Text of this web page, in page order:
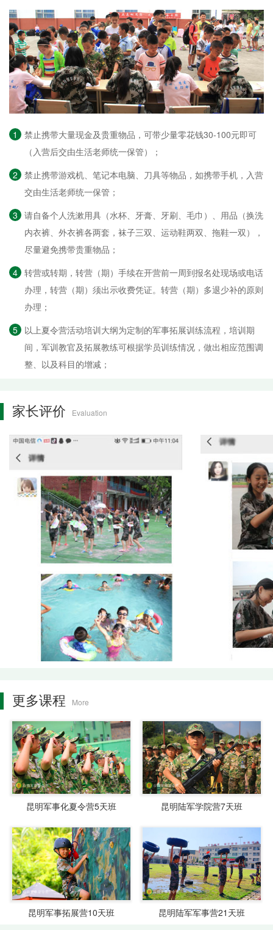
1
禁止携带大量现金及贵重物品，可带少量零花钱30-100元即可
（入营后交由生活老师统一保管）；
2 禁止携带游戏机、笔记本电脑、刀具等物品，如携带手机，入营
交由生活老师统一保管；
3 请自备个人洗漱用具（水杯、牙膏、牙刷、毛巾）、用品（换洗
内衣裤、外衣裤各两套，袜子三双、运动鞋两双、拖鞋一双），
尽量避免携带贵重物品；
4 转营或转期，转营（期）手续在开营前一周到报名处现场或电话
办理，转营（期）须出示收费凭证。转营（期）多退少补的原则
办理；
5 以上夏令营活动培训大纲为定制的军事拓展训练流程，培训期
间，军训教官及拓展教练可根据学员训练情况，做出相应范围调
整、以及科目的增减；
家长评价 Evaluation
更多课程 More
昆明军事化夏令营5天班 昆明陆军学院营7天班
昆明军事拓展营10天班 昆明陆军军事营21天班